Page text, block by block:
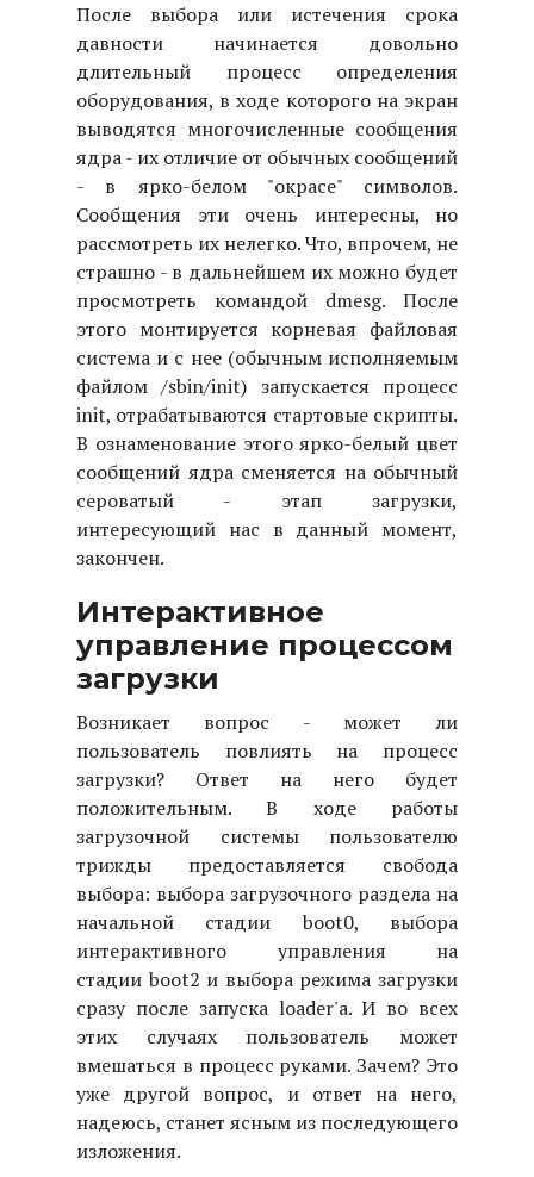
После выбора или истечения срока
давности начинается довольно
длительный процесс определения
оборудования, в ходе которого на экран
выводятся многочисленные сообщения
ядра - их отличие от обычных сообщений
- в ярко-белом "окрасе" символов.
Сообщения эти очень интересны, но
рассмотреть их нелегко. Что, впрочем, не
страшно - в дальнейшем их можно будет
просмотреть командой dmesg. После
этого монтируется корневая файловая
система и с нее (обычным исполняемым
файлом /sbin/init) запускается процесс
init, отрабатываются стартовые скрипты.
В ознаменование этого ярко-белый цвет
сообщений ядра сменяется на обычный
сероватый - этап загрузки,
интересующий нас в данный момент,
закончен.
Интерактивное
управление процессом
загрузки
Возникает вопрос - может ли
пользователь повлиять на процесс
загрузки? Ответ на него будет
положительным. В ходе работы
загрузочной системы пользователю
трижды предоставляется свобода
выбора: выбора загрузочного раздела на
начальной стадии boot0, выбора
интерактивного управления на
стадии boot2 и выбора режима загрузки
сразу после запуска loader'а. И во всех
этих случаях пользователь может
вмешаться в процесс руками. Зачем? Это
уже другой вопрос, и ответ на него,
надеюсь, станет ясным из последующего
изложения.